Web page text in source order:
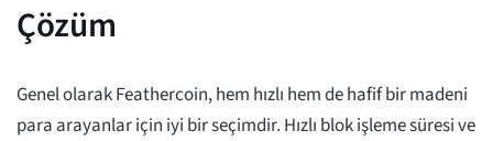
Çözüm
Genel olarak Feathercoin, hem hızlı hem de hafif bir madeni
para arayanlar için iyi bir seçimdir. Hızlı blok işleme süresi ve